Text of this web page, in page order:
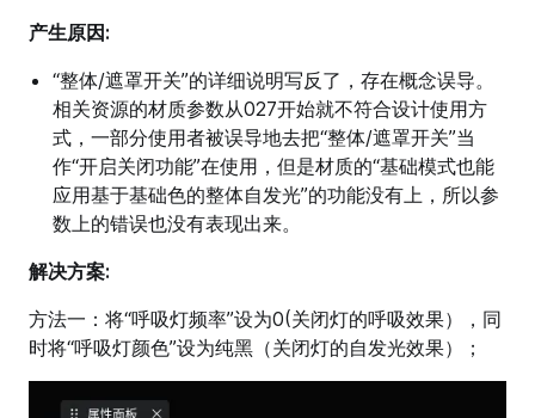
产生原因:
“整体/遮罩开关”的详细说明写反了，存在概念误导。
相关资源的材质参数从027开始就不符合设计使用方
式，一部分使用者被误导地去把“整体/遮罩开关”当
作“开启关闭功能”在使用，但是材质的“基础模式也能
应用基于基础色的整体自发光”的功能没有上，所以参
数上的错误也没有表现出来。
解决方案:
方法一：将“呼吸灯频率”设为0(关闭灯的呼吸效果），同
时将“呼吸灯颜色”设为纯黑（关闭灯的自发光效果）；